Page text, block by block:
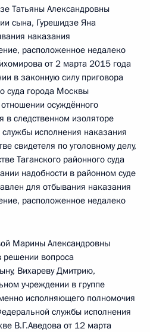
Татьяны Александровны
сына, Гурешидзе Яна
наказания
расположенное недалеко
от 2 марта 2015 года
в законную силу приговора
суда города Москвы
осуждённого
в следственном изоляторе
исполнения наказания
свидетеля по уголовному делу,
Таганского районного суда
надобности в районном суде
для отбывания наказания
расположенное недалеко
Марины Александровны
решении вопроса
Вихареву Дмитрию,
учреждении в группе
исполняющего полномочия
службы исполнения
В.Г.Аведова от 12 марта